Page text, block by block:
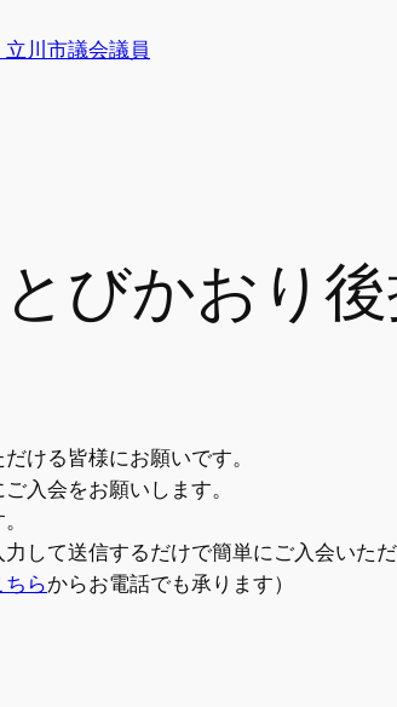
川市議会議員
びかおり
ける皆様にお願いです。
入会をお願いします。
して送信するだけで簡単にご入会いただ
ちらからお電話でも承ります）